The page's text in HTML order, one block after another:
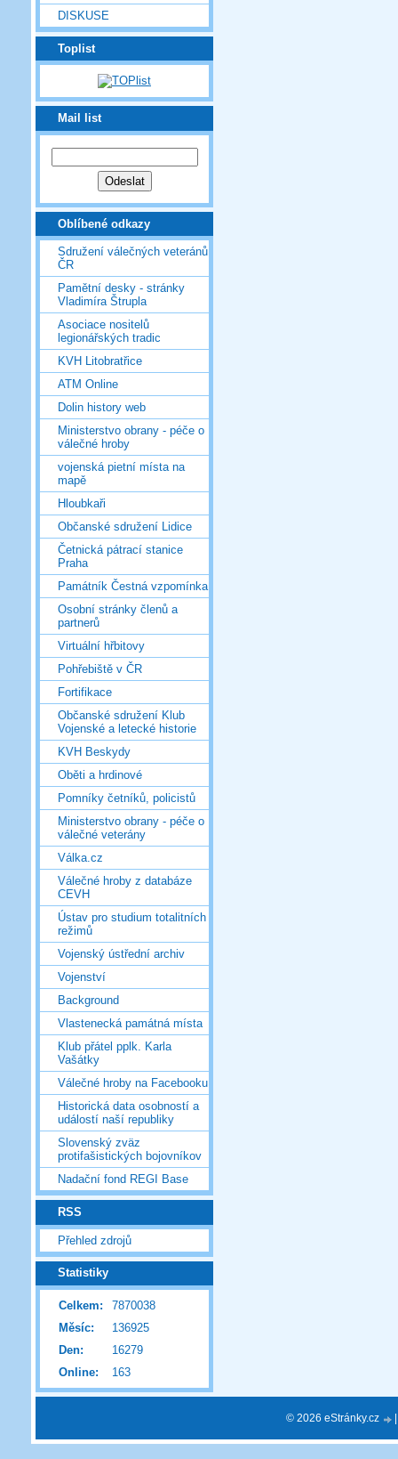
DISKUSE
Toplist
Mail list
Oblíbené odkazy
Sdružení válečných veteránů
ČR
Pamětní desky - stránky
Vladimíra Štrupla
Asociace nositelů
legionářských tradic
KVH Litobratřice
ATM Online
Dolin history web
Ministerstvo obrany - péče o
válečné hroby
vojenská pietní místa na
mapě
Hloubkaři
Občanské sdružení Lidice
Četnická pátrací stanice
Praha
Památník Čestná vzpomínka
Osobní stránky členů a
partnerů
Virtuální hřbitovy
Pohřebiště v ČR
Fortifikace
Občanské sdružení Klub
Vojenské a letecké historie
KVH Beskydy
Oběti a hrdinové
Pomníky četníků, policistů
Ministerstvo obrany - péče o
válečné veterány
Válka.cz
Válečné hroby z databáze
CEVH
Ústav pro studium totalitních
režimů
Vojenský ústřední archiv
Vojenství
Background
Vlastenecká památná místa
Klub přátel pplk. Karla
Vašátky
Válečné hroby na Facebooku
Historická data osobností a
událostí naší republiky
Slovenský zväz
protifašistických bojovníkov
Nadační fond REGI Base
RSS
Přehled zdrojů
Statistiky
Online: 163
Celkem:
7870038
Měsíc:
136925
Den:
16279
© 2026 eStránky.cz